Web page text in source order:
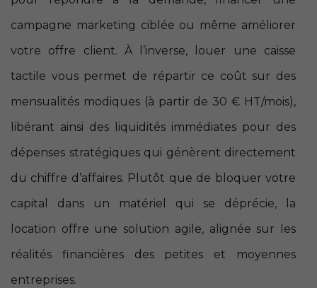
campagne marketing ciblée ou même améliorer
votre offre client. À l’inverse, louer une caisse
tactile vous permet de répartir ce coût sur des
mensualités modiques (à partir de 30 € HT/mois),
libérant ainsi des liquidités immédiates pour des
dépenses stratégiques qui génèrent directement
du chiffre d’affaires. Plutôt que de bloquer votre
capital dans un matériel qui se déprécie, la
location offre une solution agile, alignée sur les
réalités financières des petites et moyennes
entreprises.